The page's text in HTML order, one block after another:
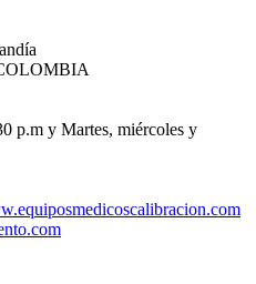
p.m y Martes, miércoles y